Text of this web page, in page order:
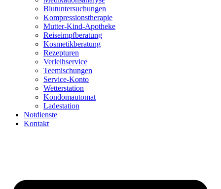
Blutuntersuchungen
Kompressionstherapie
Mutter-Kind-Apotheke
Reiseimpfberatung
Kosmetikberatung
Rezepturen
Verleihservice
Teemischungen
Service-Konto
Wetterstation
Kondomautomat
Ladestation
Notdienste
Kontakt